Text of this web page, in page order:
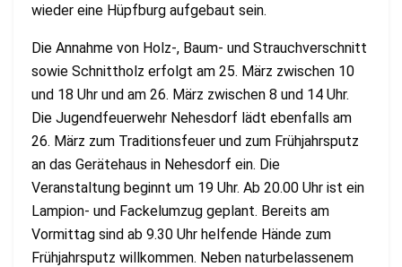
wieder eine Hüpfburg aufgebaut sein.
Die Annahme von Holz-, Baum- und Strauchverschnitt
sowie Schnittholz erfolgt am 25. März zwischen 10
und 18 Uhr und am 26. März zwischen 8 und 14 Uhr.
Die Jugendfeuerwehr Nehesdorf lädt ebenfalls am
26. März zum Traditionsfeuer und zum Frühjahrsputz
an das Gerätehaus in Nehesdorf ein. Die
Veranstaltung beginnt um 19 Uhr. Ab 20.00 Uhr ist ein
Lampion- und Fackelumzug geplant. Bereits am
Vormittag sind ab 9.30 Uhr helfende Hände zum
Frühjahrsputz willkommen. Neben naturbelassenem